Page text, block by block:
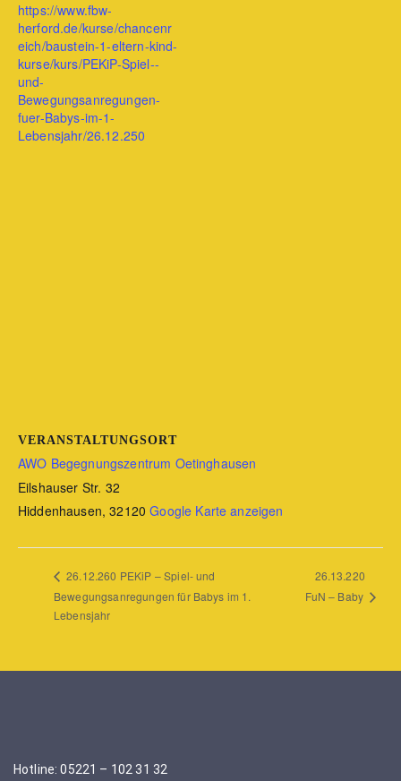
https://www.fbw-
herford.de/kurse/chancenr
eich/baustein-1-eltern-kind-
kurse/kurs/PEKiP-Spiel--
und-
Bewegungsanregungen-
fuer-Babys-im-1-
Lebensjahr/26.12.250
VERANSTALTUNGSORT
AWO Begegnungszentrum Oetinghausen
Eilshauser Str. 32
Hiddenhausen, 32120 Google Karte anzeigen
26.12.260 PEKiP – Spiel- und
Bewegungsanregungen für Babys im 1.
Lebensjahr
26.13.220
FuN – Baby
Hotline: 05221 – 102 31 32